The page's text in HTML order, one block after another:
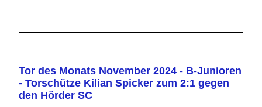
Tor des Monats November 2024 - B-Junioren
- Torschütze Kilian Spicker zum 2:1 gegen
den Hörder SC